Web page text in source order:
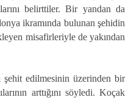
belirttiler. Bir yandan da
ikramında bulunan şehidin
misafirleriyle de yakından
edilmesinin üzerinden bir
arttığını söyledi. Koçak